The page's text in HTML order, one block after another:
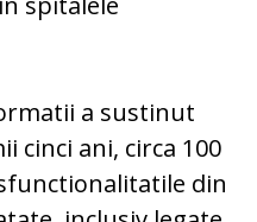
a sustinut
cinci ani, circa 100
din